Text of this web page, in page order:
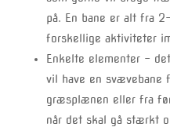
på. En bane er alt fra
forskellige aktiviteter
Enkelte elementer –
vil have en svævebane
græsplænen eller fra
når det skal gå stærkt